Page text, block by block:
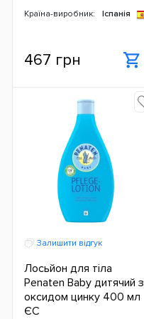
Країна-виробник: Іспанія
467 грн
Залишити відгук
Лосьйон для тіла
Penaten Baby дитячий з
оксидом цинку 400 мл
ЄС